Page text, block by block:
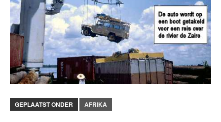
GEPLAATST ONDER AFRIKA